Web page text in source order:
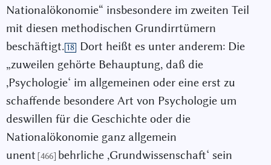
Nationalökonomie“ insbesondere im zweiten Teil
mit diesen methodischen Grundirrtümern
beschäftigt. 18
Dort heißt es unter anderem: Die
„zuweilen gehörte Behauptung, daß die
,Psychologie‘ im allgemeinen oder eine erst zu
schaffende besondere Art von Psychologie um
deswillen für die Geschichte oder die
Nationalökonomie ganz allgemein
unent [466] behrliche ,Grundwissenschaft‘ sein